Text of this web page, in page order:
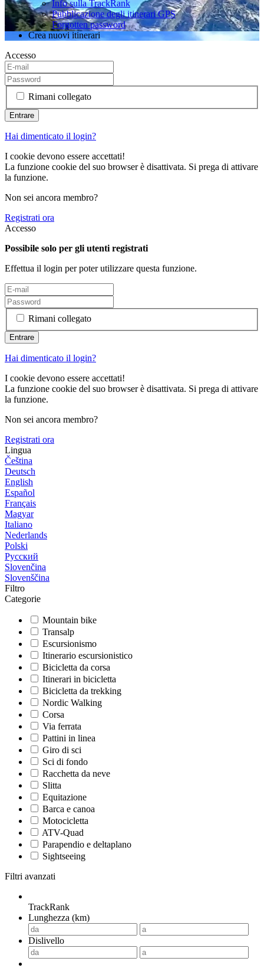
Info sulla TrackRank
Pubblicazione degli itinerari GPS
Forgotten password
Crea nuovi itinerari
Accesso
Rimani collegato
Hai dimenticato il login?
I cookie devono essere accettati!
La funzione cookie del suo browser è disattivata. Si prega di attivare
la funzione.
Non sei ancora membro?
Registrati ora
Accesso
Possibile solo per gli utenti registrati
Effettua il login per poter utilizzare questa funzione.
Rimani collegato
Hai dimenticato il login?
I cookie devono essere accettati!
La funzione cookie del suo browser è disattivata. Si prega di attivare
la funzione.
Non sei ancora membro?
Registrati ora
Lingua
Čeština
Deutsch
English
Español
Français
Magyar
Italiano
Nederlands
Polski
Русский
Slovenčina
Slovenščina
Filtro
Categorie
Mountain bike
Transalp
Escursionismo
Itinerario escursionistico
Bicicletta da corsa
Itinerari in bicicletta
Bicicletta da trekking
Nordic Walking
Corsa
Via ferrata
Pattini in linea
Giro di sci
Sci di fondo
Racchetta da neve
Slitta
Equitazione
Barca e canoa
Motocicletta
ATV-Quad
Parapendio e deltaplano
Sightseeing
Filtri avanzati
TrackRank
Lunghezza (km)
Dislivello